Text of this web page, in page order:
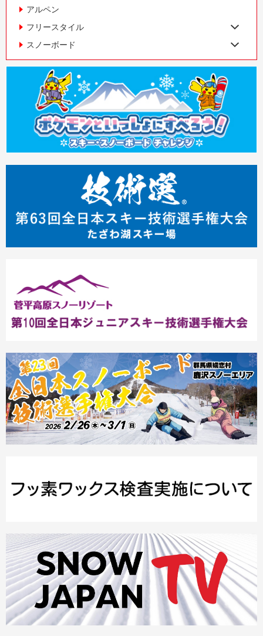
アルペン
フリースタイル
スノーボード